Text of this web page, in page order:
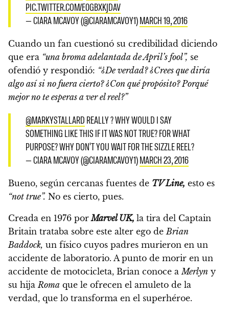
PIC.TWITTER.COM/E0GBXKJDAV
— CIARA MCAVOY (@CIARAMCAVOY1)MARCH 19, 2016
Cuando un fan cuestionó su credibilidad diciendo
que era “una broma adelantada de April’s fool”, se
ofendió y respondió: “¿De verdad? ¿Crees que diría
algo así si no fuera cierto? ¿Con qué propósito? Porqué
mejor no te esperas a ver el reel?”
@MARKYSTALLARD REALLY ? WHY WOULD I SAY
SOMETHING LIKE THIS IF IT WAS NOT TRUE? FOR WHAT
PURPOSE? WHY DON'T YOU WAIT FOR THE SIZZLE REEL?
— CIARA MCAVOY (@CIARAMCAVOY1)MARCH 23, 2016
Bueno, según cercanas fuentes de TV Line, esto es
“not true”. No es cierto, pues.
Creada en 1976 porMarvel UK, la tira del Captain
Britain trataba sobre este alter ego deBrian
Baddock, un físico cuyos padres murieron en un
accidente de laboratorio. A punto de morir en un
accidente de motocicleta, Brian conoce aMerlyn y
su hijaRoma que le ofrecen el amuleto de la
verdad, que lo transforma en el superhéroe.